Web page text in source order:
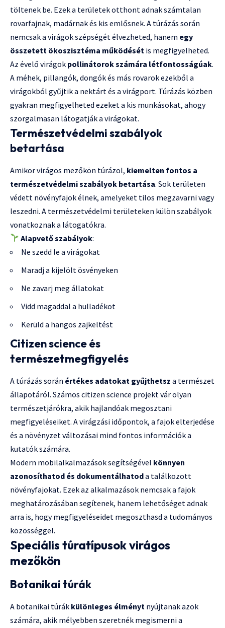
töltenek be. Ezek a területek otthont adnak számtalan
rovarfajnak, madárnak és kis emlősnek. A túrázás során
nemcsak a virágok szépségét élvezheted, hanem egy
összetett ökoszisztéma működését is megfigyelheted.
Az évelő virágok pollinátorok számára létfontosságúak.
A méhek, pillangók, dongók és más rovarok ezekből a
virágokból gyűjtik a nektárt és a virágport. Túrázás közben
gyakran megfigyelheted ezeket a kis munkásokat, ahogy
szorgalmasan látogatják a virágokat.
Természetvédelmi szabályok
betartása
Amikorvirágos mezőkön túrázol, kiemelten fontos a
természetvédelmi szabályok betartása. Sok területen
védett növényfajok élnek, amelyeket tilos megzavarni vagy
leszedni. A természetvédelmi területeken külön szabályok
vonatkoznak a látogatókra.
Alapvető szabályok:
Ne szedd le a virágokat
Maradj a kijelölt ösvényeken
Ne zavarj meg állatokat
Vidd magaddal a hulladékot
Kerüld a hangos zajkeltést
Citizen science és
természetmegfigyelés
A túrázás során értékes adatokat gyűjthetsz a természet
állapotáról. Számos citizen science projekt vár olyan
természetjárókra, akik hajlandóak megosztani
megfigyeléseiket. A virágzási időpontok, a fajok elterjedése
és a növényzet változásai mind fontos információk a
kutatók számára.
Modern mobilalkalmazások segítségével könnyen
azonosíthatod és dokumentálhatoda találkozott
növényfajokat. Ezek az alkalmazások nemcsak a fajok
meghatározásában segítenek, hanem lehetőséget adnak
arra is, hogy megfigyeléseidet megoszthasd a tudományos
közösséggel.
Speciális túratípusok virágos
mezőkön
Botanikai túrák
A botanikai túrák különleges élményt nyújtanak azok
számára, akik mélyebben szeretnék megismerni a